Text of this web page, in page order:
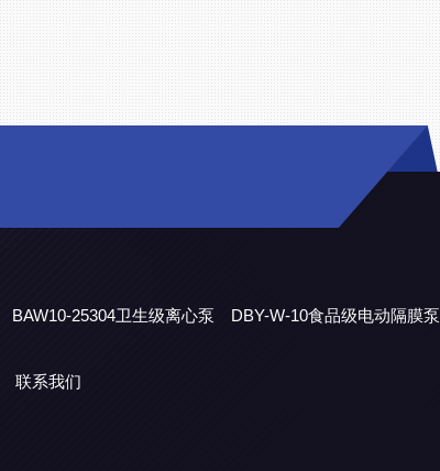
BAW10-25304卫生级离心泵
DBY-W-10食品级电动隔膜泵
联系我们